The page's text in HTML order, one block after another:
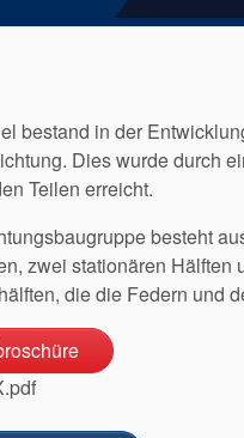
bestand in der
Dies wurde durch
Teilen erreicht.
besteht
zwei stationären Hälften
die die Federn und